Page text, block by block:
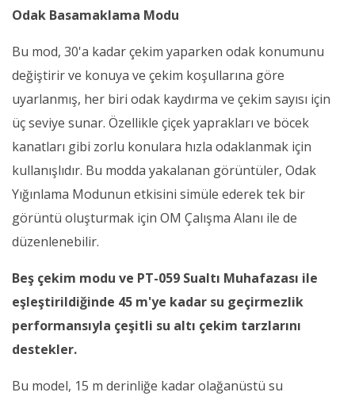
Odak Basamaklama Modu
Bu mod, 30'a kadar çekim yaparken odak konumunu
değiştirir ve konuya ve çekim koşullarına göre
uyarlanmış, her biri odak kaydırma ve çekim sayısı için
üç seviye sunar. Özellikle çiçek yaprakları ve böcek
kanatları gibi zorlu konulara hızla odaklanmak için
kullanışlıdır. Bu modda yakalanan görüntüler, Odak
Yığınlama Modunun etkisini simüle ederek tek bir
görüntü oluşturmak için OM Çalışma Alanı ile de
düzenlenebilir.
Beş çekim modu ve PT-059 Sualtı Muhafazası ile
eşleştirildiğinde 45 m'ye kadar su geçirmezlik
performansıyla çeşitli su altı çekim tarzlarını
destekler.
Bu model, 15 m derinliğe kadar olağanüstü su